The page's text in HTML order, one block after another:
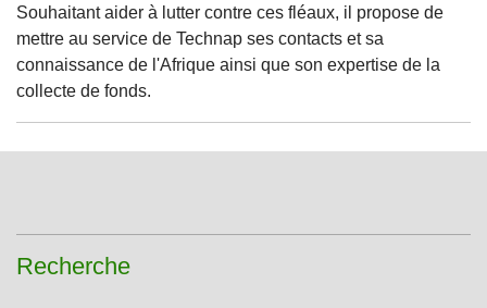
Souhaitant aider à lutter contre ces fléaux, il propose de
mettre au service de Technap ses contacts et sa
connaissance de l'Afrique ainsi que son expertise de la
collecte de fonds.
Recherche